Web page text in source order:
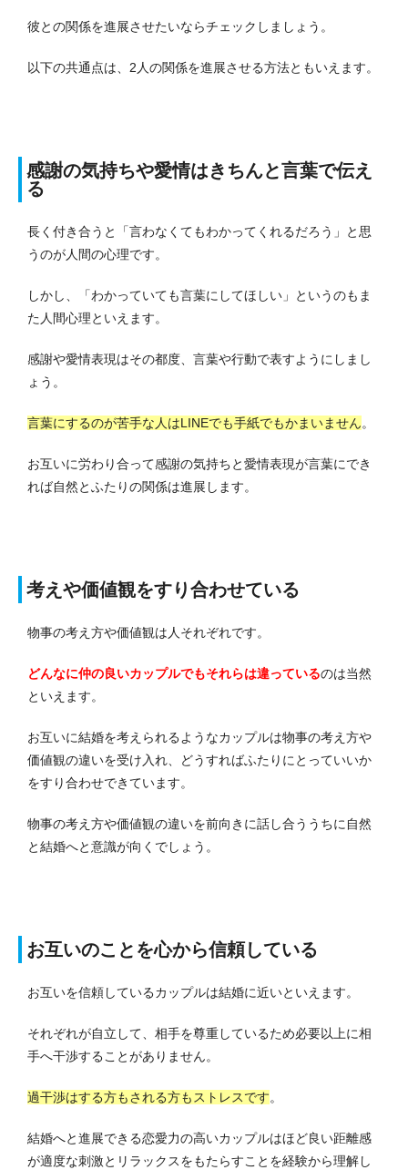
彼との関係を進展させたいならチェックしましょう。
以下の共通点は、2人の関係を進展させる方法ともいえます。
感謝の気持ちや愛情はきちんと言葉で伝え
る
長く付き合うと「言わなくてもわかってくれるだろう」と思
うのが人間の心理です。
しかし、「わかっていても言葉にしてほしい」というのもま
た人間心理といえます。
感謝や愛情表現はその都度、言葉や行動で表すようにしまし
ょう。
言葉にするのが苦手な人はLINEでも手紙でもかまいません。
お互いに労わり合って感謝の気持ちと愛情表現が言葉にでき
れば自然とふたりの関係は進展します。
考えや価値観をすり合わせている
物事の考え方や価値観は人それぞれです。
どんなに仲の良いカップルでもそれらは違っているのは当然
といえます。
お互いに結婚を考えられるようなカップルは物事の考え方や
価値観の違いを受け入れ、どうすればふたりにとっていいか
をすり合わせできています。
物事の考え方や価値観の違いを前向きに話し合ううちに自然
と結婚へと意識が向くでしょう。
お互いのことを心から信頼している
お互いを信頼しているカップルは結婚に近いといえます。
それぞれが自立して、相手を尊重しているため必要以上に相
手へ干渉することがありません。
過干渉はする方もされる方もストレスです。
結婚へと進展できる恋愛力の高いカップルはほど良い距離感
が適度な刺激とリラックスをもたらすことを経験から理解し